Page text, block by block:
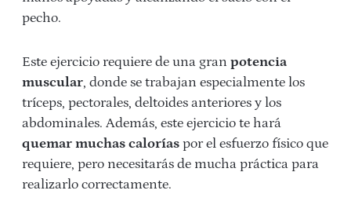
pecho.
Este ejercicio requiere de una gran potencia
muscular, donde se trabajan especialmente los
tríceps, pectorales, deltoides anteriores y los
abdominales. Además, este ejercicio te hará
quemar muchas calorías por el esfuerzo físico que
requiere, pero necesitarás de mucha práctica para
realizarlo correctamente.